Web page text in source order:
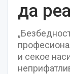
да
и секое